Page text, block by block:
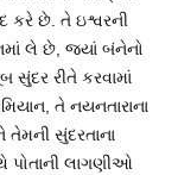
કરે છે. તે ઇશ્વરની
લે છે, જ્યાં બંનેનો
સુંદર રીતે કરવામાં
તે નયનતારાના
સુંદરતાના
પોતાની લાગણીઓ